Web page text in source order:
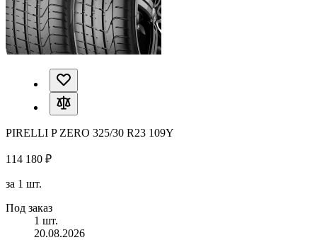
PIRELLI P ZERO 325/30 R23 109Y
114 180 ₽
за 1 шт.
Под заказ
1 шт.
20.08.2026